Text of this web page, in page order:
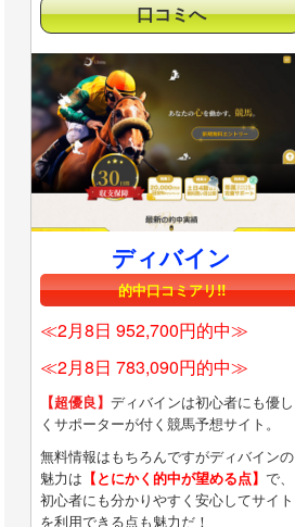
口コミへ
ディバイン
的中口コミアリ!!
≪2月8日 952,700円的中≫
≪2月8日 783,090円的中≫
【超優良】 ディバインは初心者にも優し
くサポーターが付く競馬予想サイト。
無料情報はもちろんですがディバインの
魅力は 【とにかく的中が望める点】 で、
初心者にも分かりやすく安心してサイト
を利用できる点も魅力だ！